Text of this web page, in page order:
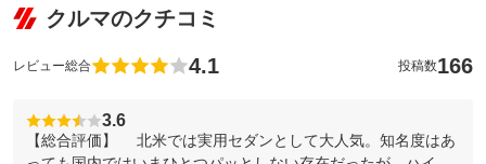
クルマのクチコミ
レビュー総合 4.1 投稿数166
3.6
【総合評価】 北米では実用セダンとして大人気。知名度はあ